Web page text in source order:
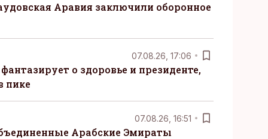
Аравия заключили оборонное
07.08.26, 17:06
о здоровье и президенте,
пике
07.08.26, 16:51
Арабские Эмираты